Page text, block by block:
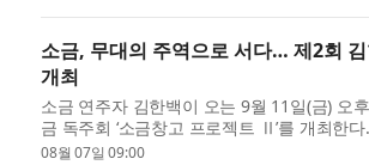
소금, 무대의 주역으로 서다… 제2회
개최
소금 연주자 김한백이 오는 9월 11일(금) 오
금 독주회 ‘소금창고 프로젝트 Ⅱ’를 개최한
을 모두 초연으로 선보이며, 위촉 초연 세 편
08월 07일 09:00